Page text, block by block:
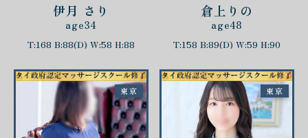
伊月 さり
age34
T:168 B:88(D) W:58 H:88
倉上りの
age48
T:158 B:89(D) W:59 H:90
東京 東京